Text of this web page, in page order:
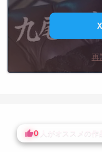
再
0 人がオススメの作